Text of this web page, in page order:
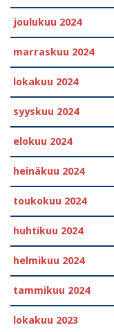
joulukuu 2024
marraskuu 2024
lokakuu 2024
syyskuu 2024
elokuu 2024
heinäkuu 2024
toukokuu 2024
huhtikuu 2024
helmikuu 2024
tammikuu 2024
lokakuu 2023